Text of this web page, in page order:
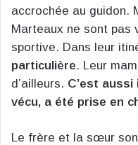
accrochée au guidon.
Marteaux ne sont pas
sportive. Dans leur
particulière. Leur
d’ailleurs. C’est
vécu, a été prise en
Le frère et la sœur